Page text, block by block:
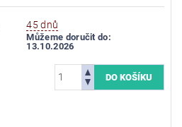
45 dnů
Můžeme doručit do:
13.10.2026